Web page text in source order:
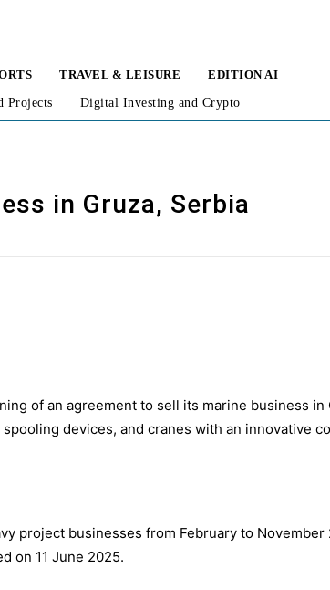
TRAVEL & LEISURE EDITION AI
Projects Digital Investing and Crypto
in Gruza, Serbia
of an agreement to sell its marine business in
devices, and cranes with an innovative
project businesses from February to November
on 11 June 2025.